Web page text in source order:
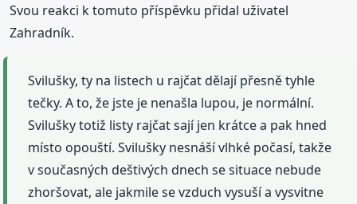
Svou reakci k tomuto příspěvku přidal uživatel
Zahradník.
Svilušky, ty na listech u rajčat dělají přesně tyhle
tečky. A to, že jste je nenašla lupou, je normální.
Svilušky totiž listy rajčat sají jen krátce a pak hned
místo opouští. Svilušky nesnáší vlhké počasí, takže
v současných deštivých dnech se situace nebude
zhoršovat, ale jakmile se vzduch vysuší a vysvitne